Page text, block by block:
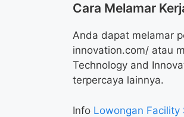
Cara Melamar
Anda dapat melamar
innovation.com/ atau
Technology and
terpercaya lainnya.
Info Lowongan Facility